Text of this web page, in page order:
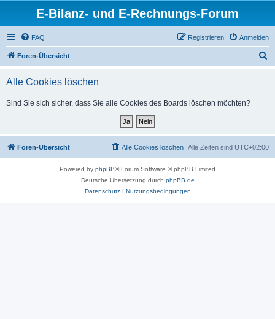
E-Bilanz- und E-Rechnungs-Forum
FAQ Anmelden
Registrieren
Foren-Übersicht
Alle Cookies löschen
Sind Sie sich sicher, dass Sie alle Cookies des Boards löschen möchten?
Foren-Übersicht Alle Zeiten sind UTC+02:00
Alle Cookies löschen
Powered by phpBB® Forum Software © phpBB Limited
Deutsche Übersetzung durch phpBB.de
Datenschutz| Nutzungsbedingungen